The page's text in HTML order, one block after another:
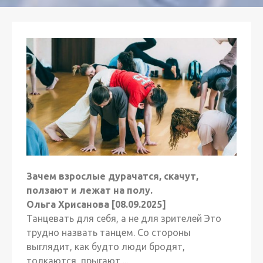
Зачем взрослые дурачатся, скачут,
ползают и лежат на полу.
Ольга Хрисанова [08.09.2025]
Танцевать для себя, а не для зрителей Это
трудно назвать танцем. Со стороны
выглядит, как будто люди бродят,
толкаются, прыгают,...